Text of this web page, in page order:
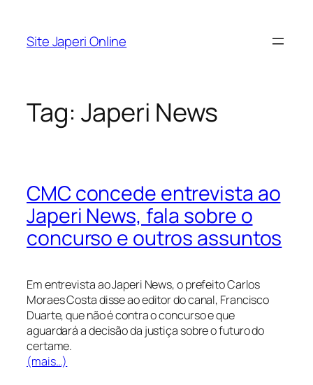
Site Japeri Online
Tag: Japeri News
CMC concede entrevista ao
Japeri News, fala sobre o
concurso e outros assuntos
Em entrevista ao Japeri News, o prefeito Carlos
Moraes Costa disse ao editor do canal, Francisco
Duarte, que não é contra o concurso e que
aguardará a decisão da justiça sobre o futuro do
certame.
(mais…)